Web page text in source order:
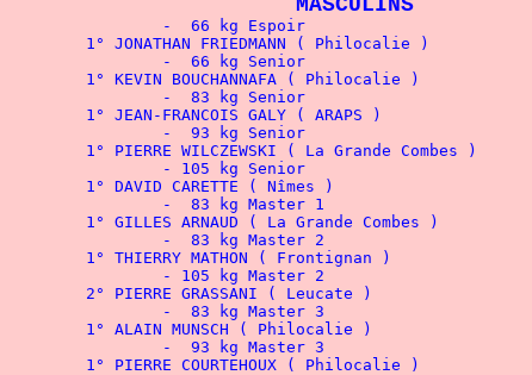
MASCULINS
		-  66 kg Espoir
		-  66 kg Senior
	1° KEVIN BOUCHANNAFA (
		-  83 kg Senior
		-  93 kg Senior
		- 105 kg Senior
		-  83 kg Master 1
		-  83 kg Master 2
		- 105 kg Master 2
		-  83 kg Master 3
		-  93 kg Master 3
	1°